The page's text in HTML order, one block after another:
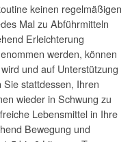
keinen regelmäßigen
Mal zu Abführmitteln
Erleichterung
werden, können
und auf Unterstützung
stattdessen, Ihren
wieder in Schwung zu
Lebensmittel in Ihre
Bewegung und